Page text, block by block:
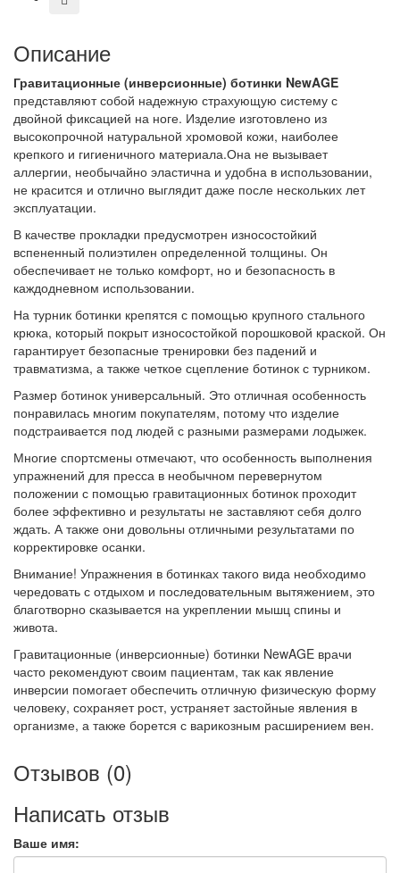
Описание
Гравитационные (инверсионные) ботинки NewAGE
представляют собой надежную страхующую систему с
двойной фиксацией на ноге. Изделие изготовлено из
высокопрочной натуральной хромовой кожи, наиболее
крепкого и гигиеничного материала.Она не вызывает
аллергии, необычайно эластична и удобна в использовании,
не красится и отлично выглядит даже после нескольких лет
эксплуатации.
В качестве прокладки предусмотрен износостойкий
вспененный полиэтилен определенной толщины. Он
обеспечивает не только комфорт, но и безопасность в
каждодневном использовании.
На турник ботинки крепятся с помощью крупного стального
крюка, который покрыт износостойкой порошковой краской. Он
гарантирует безопасные тренировки без падений и
травматизма, а также четкое сцепление ботинок с турником.
Размер ботинок универсальный. Это отличная особенность
понравилась многим покупателям, потому что изделие
подстраивается под людей с разными размерами лодыжек.
Многие спортсмены отмечают, что особенность выполнения
упражнений для пресса в необычном перевернутом
положении с помощью гравитационных ботинок проходит
более эффективно и результаты не заставляют себя долго
ждать. А также они довольны отличными результатами по
корректировке осанки.
Внимание! Упражнения в ботинках такого вида необходимо
чередовать с отдыхом и последовательным вытяжением, это
благотворно сказывается на укреплении мышц спины и
живота.
Гравитационные (инверсионные) ботинки NewAGE врачи
часто рекомендуют своим пациентам, так как явление
инверсии помогает обеспечить отличную физическую форму
человеку, сохраняет рост, устраняет застойные явления в
организме, а также борется с варикозным расширением вен.
Отзывов (0)
Написать отзыв
Ваше имя: